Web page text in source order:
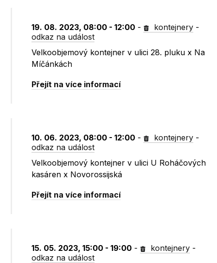
19. 08. 2023, 08:00 - 12:00 - kontejnery -
odkaz na událost
Velkoobjemový kontejner v ulici 28. pluku x Na
Míčánkách
Přejít na více informací
10. 06. 2023, 08:00 - 12:00 - kontejnery -
odkaz na událost
Velkoobjemový kontejner v ulici U Roháčových
kasáren x Novorossijská
Přejít na více informací
15. 05. 2023, 15:00 - 19:00 - kontejnery -
odkaz na událost